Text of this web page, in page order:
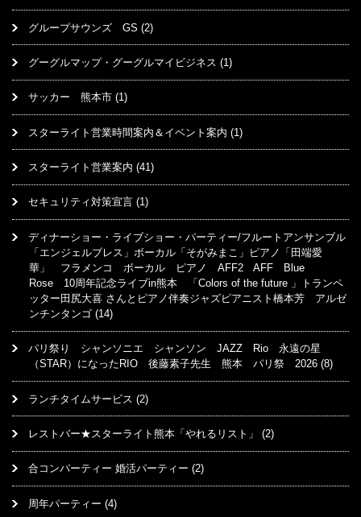
グループサウンズ GS (2)
グーグルマップ・グーグルマイビジネス (1)
サッカー 熊本市 (1)
スターライト営業時間案内＆イベント案内 (1)
スターライト営業案内 (41)
セキュリティ対策宣言 (1)
ディナーショー・ライブショー・パーティー/フルートアンサンブル
「エンジェルブレス」ボーカル「そがみまこ」ピアノ「田端愛
華」 フラメンコ ボーカル ピアノ AFF2 AFF Blue
Rose 10周年記念ライブin熊本 「Colors of the future 」トランペ
ッター田尻大喜 さんとピアノ伴奏ジャズピアニスト橋本芳 アルゼ
ンチンタンゴ (14)
パリ祭り シャンソニエ シャンソン JAZZ Rio 永遠の星
（STAR）になったRIO 後藤素子先生 熊本 パリ祭 2026 (8)
ランチタイムサービス (2)
レストバー★スターライト熊本「やれるリスト」 (2)
合コンパーティー 婚活パーティー (2)
周年パーティー (4)